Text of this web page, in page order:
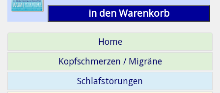
in den Warenkorb
Home
Kopfschmerzen / Migräne
Schlafstörungen